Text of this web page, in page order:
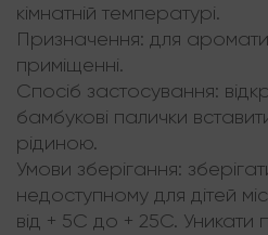
кімнатній температурі.
Призначення: для
приміщенні.
Спосіб застосування:
бамбукові палички
рідиною.
Умови зберігання:
недоступному для дітей
від + 5С до + 25С. Уникати